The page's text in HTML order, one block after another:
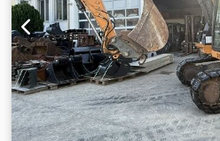
de nuestros socios. Todos los
error y omisión.